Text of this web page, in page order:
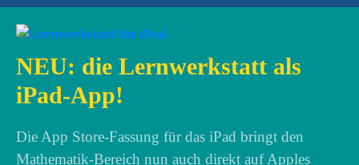
NEU: die Lernwerkstatt als
iPad-App!
Die App Store-Fassung für das iPad bringt den
Mathematik-Bereich nun auch direkt auf Apples